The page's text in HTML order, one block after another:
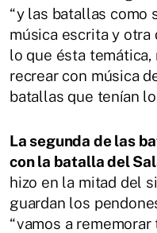
“y las batallas como
música escrita y otra
lo que ésta
recrear con música
batallas que tenían
La segunda de las
con la batalla del
hizo en la mitad del
guardan los
“vamos a